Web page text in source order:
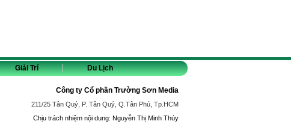
Giải Trí Du Lịch
Công ty Cổ phần Trường Sơn Media
211/25 Tân Quý, P. Tân Quý, Q.Tân Phú, Tp.HCM
Chịu trách nhiệm nội dung: Nguyễn Thị Minh Thúy